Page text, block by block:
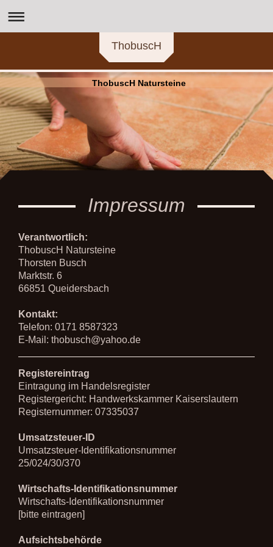
ThobuscH
ThobuscH Natursteine
Impressum
Verantwortlich:
ThobuscH Natursteine
Thorsten Busch
Marktstr. 6
66851 Queidersbach
Kontakt:
Telefon: 0171 8587323
E-Mail: thobusch@yahoo.de
Registereintrag
Eintragung im Handelsregister
Registergericht: Handwerkskammer Kaiserslautern
Registernummer: 07335037
Umsatzsteuer-ID
Umsatzsteuer-Identifikationsnummer
25/024/30/370
Wirtschafts-Identifikationsnummer
Wirtschafts-Identifikationsnummer
[bitte eintragen]
Aufsichtsbehörde